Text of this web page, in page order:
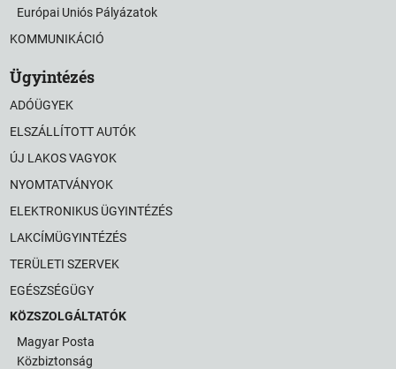
Európai Uniós Pályázatok
KOMMUNIKÁCIÓ
Ügyintézés
ADÓÜGYEK
ELSZÁLLÍTOTT AUTÓK
ÚJ LAKOS VAGYOK
NYOMTATVÁNYOK
ELEKTRONIKUS ÜGYINTÉZÉS
LAKCÍMÜGYINTÉZÉS
TERÜLETI SZERVEK
EGÉSZSÉGÜGY
KÖZSZOLGÁLTATÓK
Magyar Posta
Közbiztonság